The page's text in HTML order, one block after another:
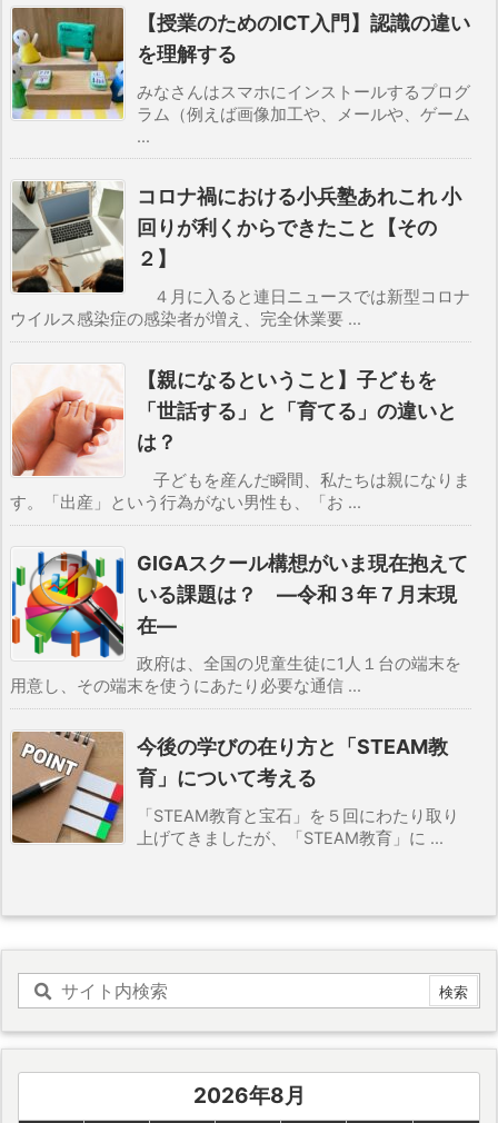
【授業のためのICT入門】認識の違い
を理解する
みなさんはスマホにインストールするプログ
ラム（例えば画像加工や、メールや、ゲーム
...
コロナ禍における小兵塾あれこれ 小
回りが利くからできたこと【その
２】
４月に入ると連日ニュースでは新型コロナ
ウイルス感染症の感染者が増え、完全休業要 ...
【親になるということ】子どもを
「世話する」と「育てる」の違いと
は？
子どもを産んだ瞬間、私たちは親になりま
す。「出産」という行為がない男性も、「お ...
GIGAスクール構想がいま現在抱えて
いる課題は？
―令和３年７月末現
在―
政府は、全国の児童生徒に1人１台の端末を
用意し、その端末を使うにあたり必要な通信 ...
今後の学びの在り方と「STEAM教
育」について考える
「STEAM教育と宝石」を５回にわたり取り
上げてきましたが、「STEAM教育」に ...
2026年8月